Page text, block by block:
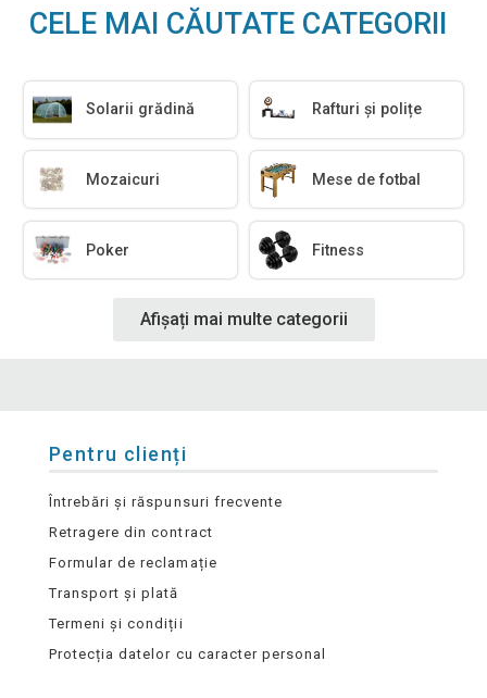
CELE MAI CĂUTATE CATEGORII
Solarii grădină Rafturi și polițe
Mozaicuri Mese de fotbal
Poker Fitness
Afișați mai multe categorii
Pentru clienți
Întrebări și răspunsuri frecvente
Retragere din contract
Formular de reclamație
Transport și plată
Termeni și condiții
Protecția datelor cu caracter personal